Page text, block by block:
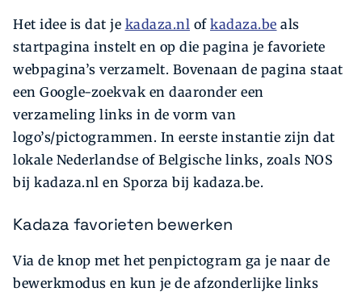
Het idee is dat je kadaza.nl of kadaza.be als
startpagina instelt en op die pagina je favoriete
webpagina’s verzamelt. Bovenaan de pagina staat
een Google-zoekvak en daaronder een
verzameling links in de vorm van
logo’s/pictogrammen. In eerste instantie zijn dat
lokale Nederlandse of Belgische links, zoals NOS
bij kadaza.nl en Sporza bij kadaza.be.
Kadaza favorieten bewerken
Via de knop met het penpictogram ga je naar de
bewerkmodus en kun je de afzonderlijke links